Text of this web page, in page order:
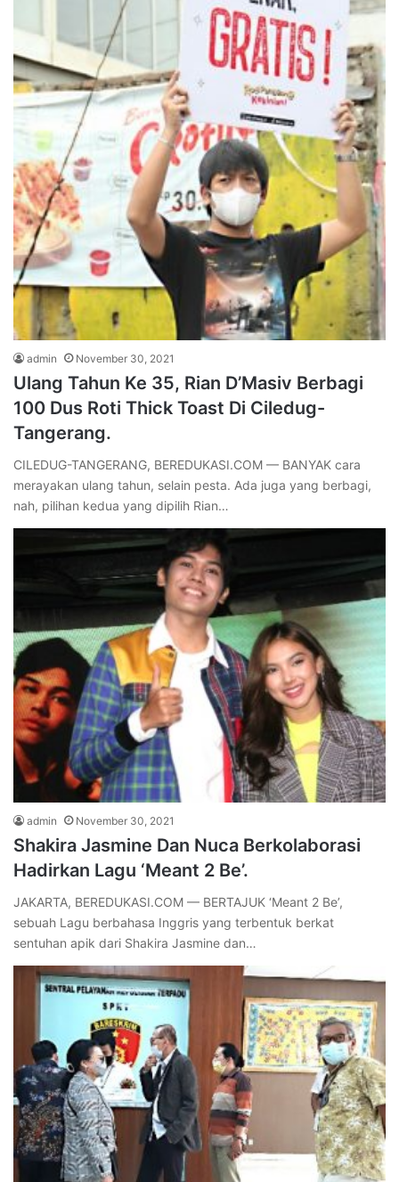
admin November 30, 2021
Ulang Tahun Ke 35, Rian D’Masiv Berbagi
100 Dus Roti Thick Toast Di Ciledug-
Tangerang.
CILEDUG-TANGERANG, BEREDUKASI.COM — BANYAK cara
merayakan ulang tahun, selain pesta. Ada juga yang berbagi,
nah, pilihan kedua yang dipilih Rian…
admin November 30, 2021
Shakira Jasmine Dan Nuca Berkolaborasi
Hadirkan Lagu ‘Meant 2 Be’.
JAKARTA, BEREDUKASI.COM — BERTAJUK ‘Meant 2 Be’,
sebuah Lagu berbahasa Inggris yang terbentuk berkat
sentuhan apik dari Shakira Jasmine dan…